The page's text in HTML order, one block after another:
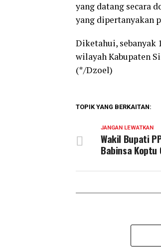
yang datang secara
yang dipertanyakan
Diketahui, sebanyak
wilayah Kabupaten
(*/Dzoel)
TOPIK YANG BERKAITAN:
JANGAN LEWATKAN
Wakil Bupati
Babinsa Koptu